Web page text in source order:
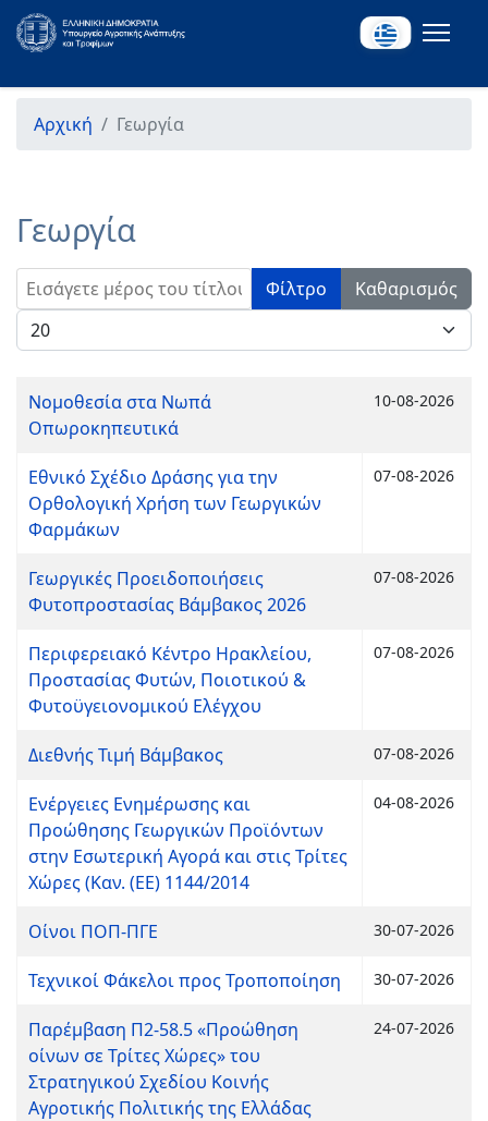
Αρχική Γεωργία
Γεωργία
Εισάγετε μέρος του τίτλου. Φίλτρο
Καθαρισμός
Εμφάνιση #
Νομοθεσία στα Νωπά
Οπωροκηπευτικά
10-08-2026
Εθνικό Σχέδιο Δράσης για την
Ορθολογική Χρήση των Γεωργικών
Φαρμάκων
07-08-2026
Γεωργικές Προειδοποιήσεις
Φυτοπροστασίας Βάμβακος 2026
07-08-2026
Περιφερειακό Κέντρο Ηρακλείου,
Προστασίας Φυτών, Ποιοτικού &
Φυτοϋγειονομικού Ελέγχου
07-08-2026
Διεθνής Τιμή Βάμβακος 07-08-2026
Ενέργειες Ενημέρωσης και
Προώθησης Γεωργικών Προϊόντων
στην Εσωτερική Αγορά και στις Τρίτες
Χώρες (Καν. (ΕΕ) 1144/2014
04-08-2026
Οίνοι ΠΟΠ-ΠΓΕ 30-07-2026
Τεχνικοί Φάκελοι προς Τροποποίηση 30-07-2026
Παρέμβαση Π2-58.5 «Προώθηση
οίνων σε Τρίτες Χώρες» του
Στρατηγικού Σχεδίου Κοινής
Αγροτικής Πολιτικής της Ελλάδας
24-07-2026